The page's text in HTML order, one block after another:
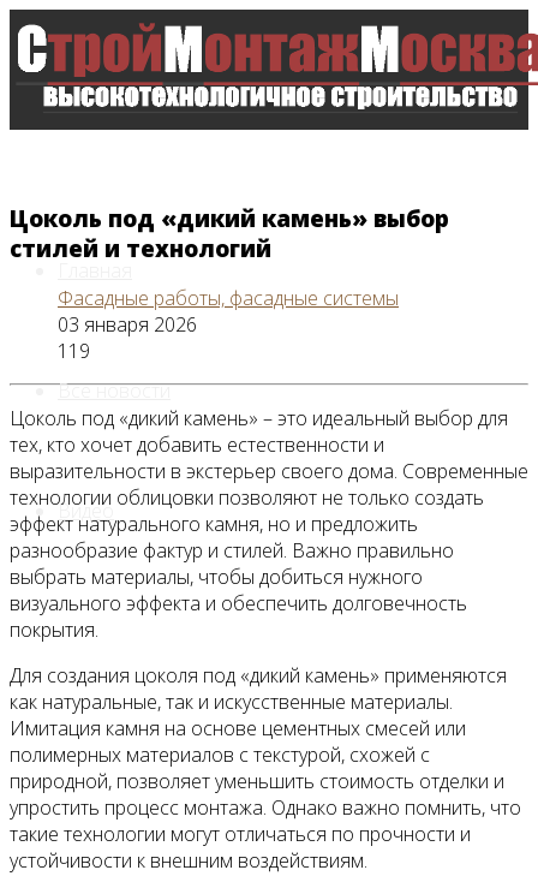
Все новости
Видео
Цоколь под «дикий камень» выбор
стилей и технологий
Фасадные работы, фасадные системы
03 января 2026
119
Цоколь под «дикий камень» – это идеальный выбор для
тех, кто хочет добавить естественности и
выразительности в экстерьер своего дома. Современные
технологии облицовки позволяют не только создать
эффект натурального камня, но и предложить
разнообразие фактур и стилей. Важно правильно
выбрать материалы, чтобы добиться нужного
визуального эффекта и обеспечить долговечность
покрытия.
Для создания цоколя под «дикий камень» применяются
как натуральные, так и искусственные материалы.
Имитация камня на основе цементных смесей или
полимерных материалов с текстурой, схожей с
природной, позволяет уменьшить стоимость отделки и
упростить процесс монтажа. Однако важно помнить, что
такие технологии могут отличаться по прочности и
устойчивости к внешним воздействиям.